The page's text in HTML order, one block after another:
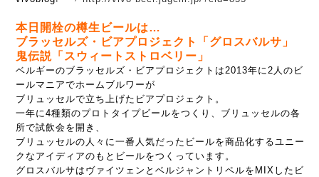
本日開栓の樽生ビールは…
ブラッセルズ・ビアプロジェクト「グロスバルサ」
鬼伝説「スウィートストロベリー」
ベルギーのブラッセルズ・ビアプロジェクトは2013年に2人のビ
ールマニアでホームブルワーが
ブリュッセルで立ち上げたビアプロジェクト。
一年に4種類のプロトタイプビールをつくり、ブリュッセルの各
所で試飲会を開き、
ブリュッセルの人々に一番人気だったビールを商品化するユニー
クなアイディアのもとビールをつくっています。
グロスバルサはヴァイツェンとベルジャントリペルをMIXしたビ